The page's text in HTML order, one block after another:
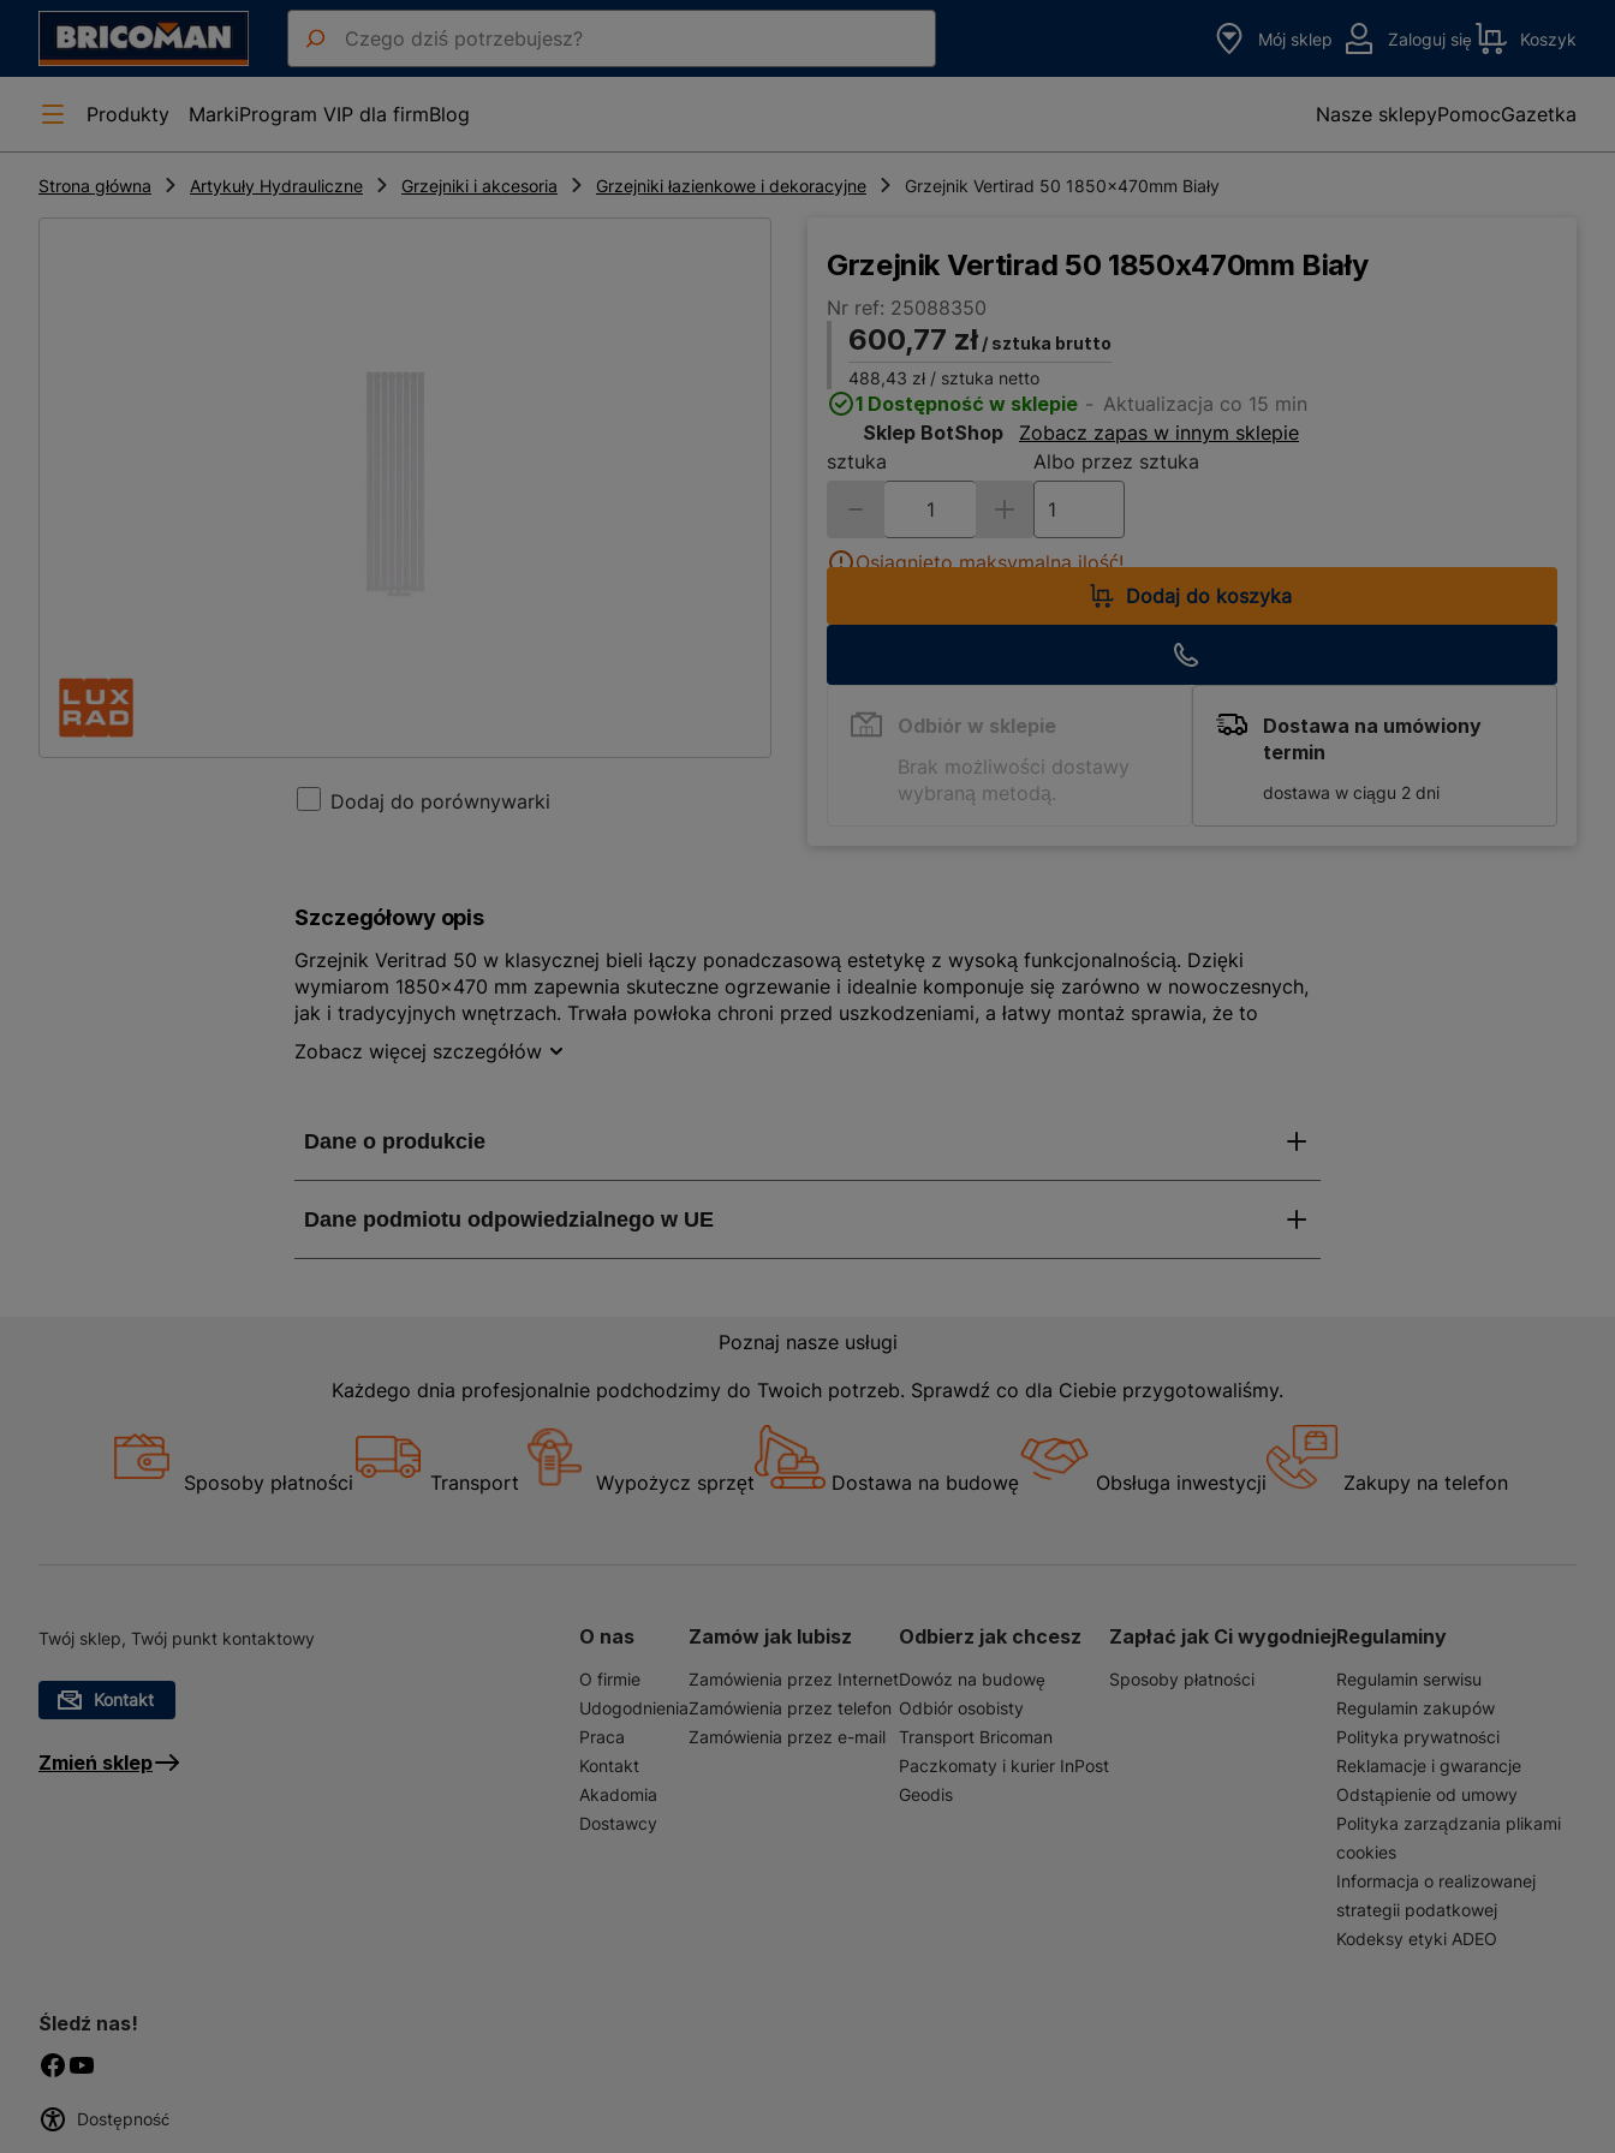
Mój sklep Zaloguj się Koszyk
Produkty MarkiProgram VIP dla firmBlog Nasze sklepyPomocGazetka
Strona główna Artykuły Hydrauliczne Grzejniki i akcesoria Grzejniki łazienkowe i dekoracyjne Grzejnik Vertirad 50 1850x470mm Biały
Dodaj do porównywarki
Grzejnik Vertirad 50 1850x470mm Biały
Nr ref: 25088350
600,77 zł / sztuka brutto
488,43 zł / sztuka netto
1 Dostępność w sklepie
Aktualizacja co 15 min
Sklep BotShop
Zobacz zapas w innym sklepie
sztuka
Albo przez sztuka
Osiągnięto maksymalną ilość!
Dodaj do koszyka
Odbiór w sklepie
Brak możliwości dostawy
wybraną metodą.
Dostawa na umówiony
termin
dostawa w ciągu 2 dni
Szczegółowy opis
Grzejnik Veritrad 50 w klasycznej bieli łączy ponadczasową estetykę z wysoką funkcjonalnością. Dzięki
wymiarom 1850x470 mm zapewnia skuteczne ogrzewanie i idealnie komponuje się zarówno w nowoczesnych,
jak i tradycyjnych wnętrzach. Trwała powłoka chroni przed uszkodzeniami, a łatwy montaż sprawia, że to
praktyczny wybór do każdego pomieszczenia.
Zobacz więcej szczegółów
Poznaj nasze usługi
Każdego dnia profesjonalnie podchodzimy do Twoich potrzeb. Sprawdź co dla Ciebie przygotowaliśmy.
Sposoby płatności Transport Wypożycz sprzęt Dostawa na budowę Obsługa inwestycji Zakupy na telefon
Twój sklep, Twój punkt kontaktowy
Kontakt
Zmień sklep
O nas
O firmie
Udogodnienia
Praca
Kontakt
Akadomia
Dostawcy
Zamów jak lubisz
Zamówienia przez Internet
Zamówienia przez telefon
Zamówienia przez e-mail
Odbierz jak chcesz
Dowóz na budowę
Odbiór osobisty
Transport Bricoman
Paczkomaty i kurier InPost
Geodis
Zapłać jak Ci wygodniej
Sposoby płatności
Regulaminy
Regulamin serwisu
Regulamin zakupów
Polityka prywatności
Reklamacje i gwarancje
Odstąpienie od umowy
Polityka zarządzania plikami
cookies
Informacja o realizowanej
strategii podatkowej
Kodeksy etyki ADEO
Śledź nas!
Dostępność